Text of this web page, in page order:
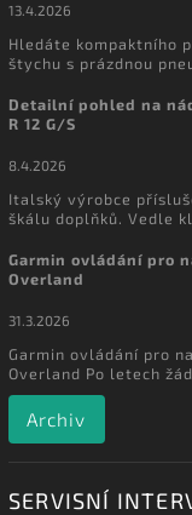
13.4.2026
Hledáte kompaktního
štychu s prázdnou
Detailní pohled na
R 12 G/S
8.4.2026
Italský výrobce
škálu doplňků. Vedle
Garmin ovládání pro
Overland
31.3.2026
Garmin ovládání pro
Overland Po letech
Archiv
SERVISNÍ